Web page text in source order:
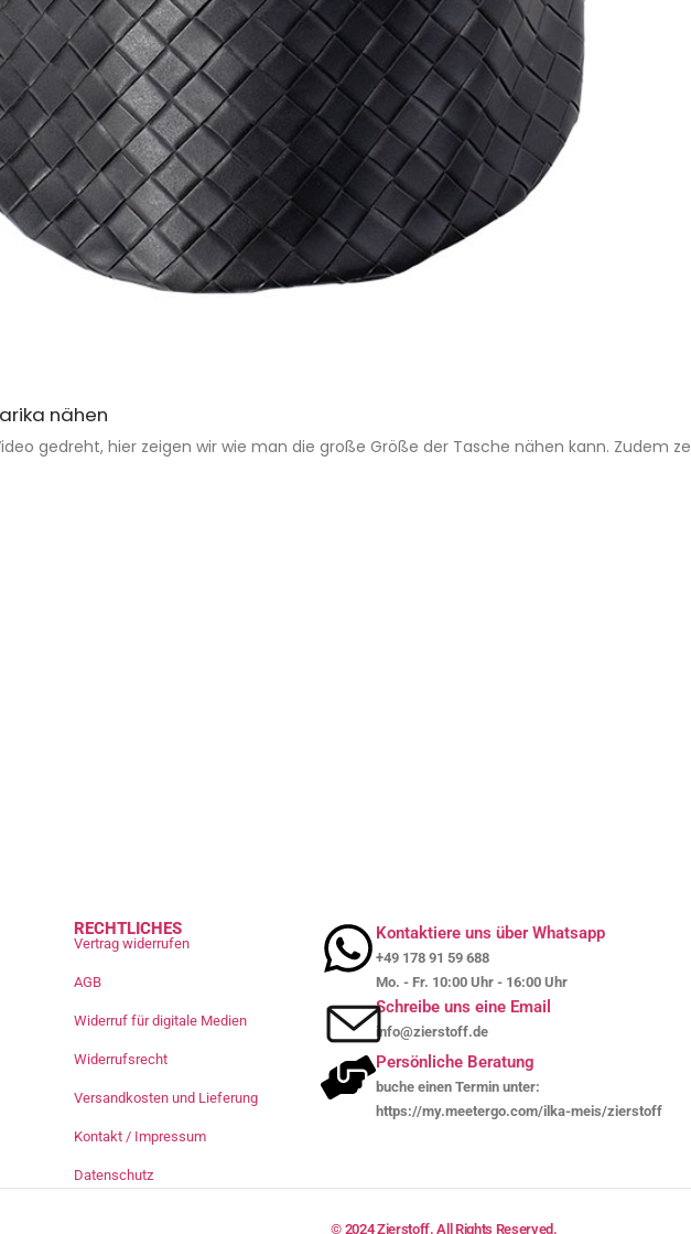
nähen
gedreht, hier zeigen wir wie man die große Größe der Tasche nähen kann. Zudem
RECHTLICHES
Vertrag widerrufen
AGB
Widerruf für digitale Medien
Widerrufsrecht
Versandkosten und Lieferung
Kontakt / Impressum
Datenschutz
Kontaktiere uns über Whatsapp
+49 178 91 59 688
Mo. - Fr. 10:00 Uhr - 16:00 Uhr
Schreibe uns eine Email
info@zierstoff.de
Persönliche Beratung
buche einen Termin unter:
https://my.meetergo.com/ilka-meis/zierstoff
© 2024 Zierstoff. All Rights Reserved.